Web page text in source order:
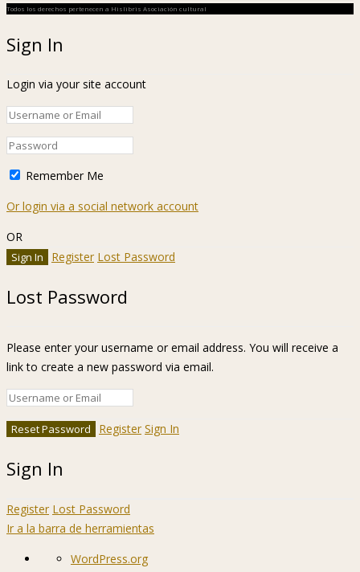
Todos los derechos pertenecen a Hislibris Asociación cultural
Sign In
Login via your site account
Remember Me
Or login via a social network account
OR
Register Lost Password
Lost Password
Please enter your username or email address. You will receive a
link to create a new password via email.
Register Sign In
Sign In
Register Lost Password
Ir a la barra de herramientas
AcercaWordPress.org